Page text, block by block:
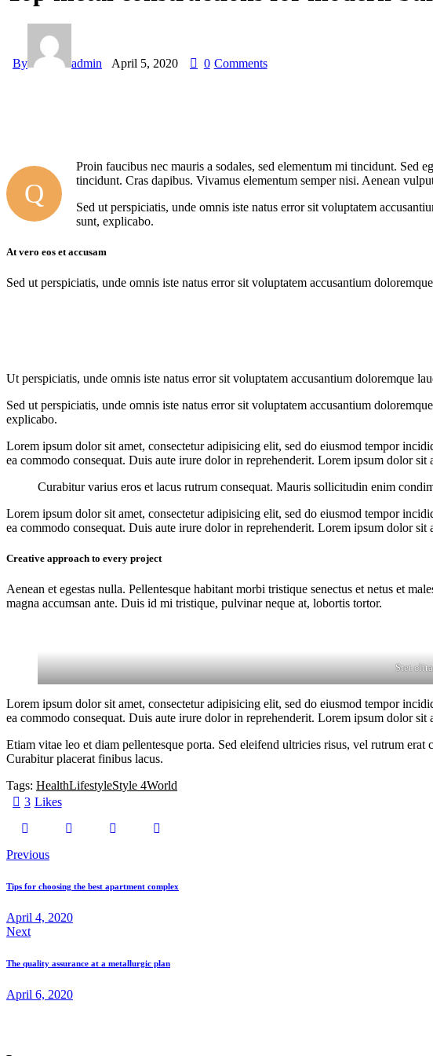
By admin April 5, 2020 0 Comments
Q
Proin faucibus nec mauris a sodales, sed elementum mi tincidunt. Sed
tincidunt. Cras dapibus. Vivamus elementum semper nisi. Aenean
Sed ut perspiciatis, unde omnis iste natus error sit voluptatem
sunt, explicabo.
At vero eos et accusam
Sed ut perspiciatis, unde omnis iste natus error sit voluptatem accusantium
Ut perspiciatis, unde omnis iste natus error sit voluptatem accusantium doloremque
Sed ut perspiciatis, unde omnis iste natus error sit voluptatem accusantium
explicabo.
Lorem ipsum dolor sit amet, consectetur adipisicing elit, sed do eiusmod tempor
ea commodo consequat. Duis aute irure dolor in reprehenderit. Lorem ipsum dolor sit
Curabitur varius eros et lacus rutrum consequat. Mauris sollicitudin enim
Lorem ipsum dolor sit amet, consectetur adipisicing elit, sed do eiusmod tempor
ea commodo consequat. Duis aute irure dolor in reprehenderit. Lorem ipsum dolor sit
Creative approach to every project
Aenean et egestas nulla. Pellentesque habitant morbi tristique senectus et netus et
magna accumsan ante. Duis id mi tristique, pulvinar neque at, lobortis tortor.
Stet
Lorem ipsum dolor sit amet, consectetur adipisicing elit, sed do eiusmod tempor
ea commodo consequat. Duis aute irure dolor in reprehenderit. Lorem ipsum dolor sit
Etiam vitae leo et diam pellentesque porta. Sed eleifend ultricies risus, vel rutrum
Curabitur placerat finibus lacus.
Tags: HealthLifestyleStyle 4World
3 Likes
Post
navigation
Previous
Tips for choosing the best apartment complex
April 4, 2020
Next
The quality assurance at a metallurgic plan
April 6, 2020